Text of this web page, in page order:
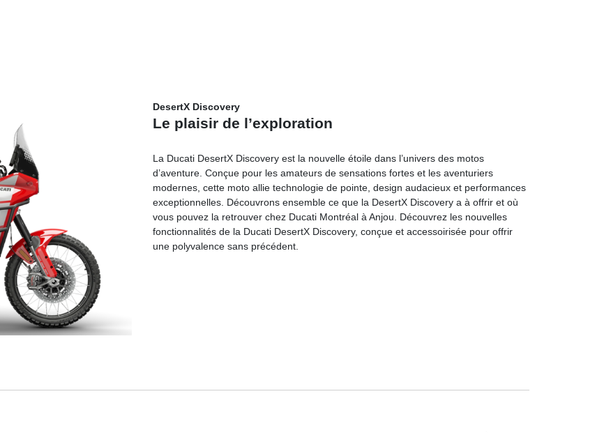
DesertX Discovery
Le plaisir de l’exploration
La Ducati DesertX Discovery est la nouvelle étoile dans l’univers des motos
d’aventure. Conçue pour les amateurs de sensations fortes et les aventuriers
modernes, cette moto allie technologie de pointe, design audacieux et performances
exceptionnelles. Découvrons ensemble ce que la DesertX Discovery a à offrir et où
vous pouvez la retrouver chez Ducati Montréal à Anjou. Découvrez les nouvelles
fonctionnalités de la Ducati DesertX Discovery, conçue et accessoirisée pour offrir
une polyvalence sans précédent.